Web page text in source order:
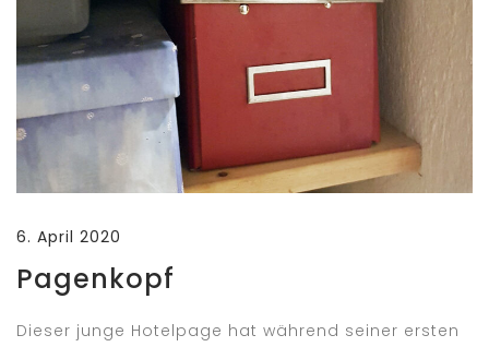
6. April 2020
Pagenkopf
Dieser junge Hotelpage hat während seiner ersten